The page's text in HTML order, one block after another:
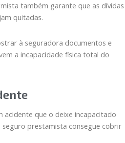
também garante que as dívidas
quitadas.
à seguradora documentos e
a incapacidade física total do
acidente que o deixe incapacitado
seguro prestamista consegue cobrir